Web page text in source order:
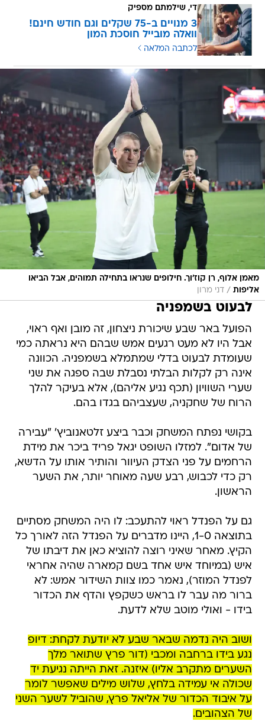
די, שילמתם מספיק
3 מנויים ב-75 שקלים וגם חודש חינם!
וואלה מובייל חוסכת המון
לכתבה המלאה
מאמן אלוף, רן קוז'וך. חילופים שנראו בתחילה תמוהים, אבל הביאו
אליפות / דני מרון
לבעוט בשמפניה
הפועל באר שבע שיכורת ניצחון, זה מובן ואף ראוי,
אבל היו לא מעט רגעים אמש שבהם היא נראתה כמי
שעומדת לבעוט בדלי שמתמלא בשמפניה. הכוונה
אינה רק לקלות הבלתי נסבלת שבה ספגה את שני
שערי השוויון (תכף נגיע אליהם), אלא בעיקר להלך
הרוח של שחקניה, שעצביהם בגדו בהם.
בקושי נפתח המשחק וכבר ביצע זלטאנוביץ' "עבירה
של אדום". למזלו השופט יגאל פריד ביכר את מידת
הרחמים על פני הצדק העיוור והותיר אותו על הדשא,
רק כדי לכבוש, רבע שעה מאוחר יותר, את השער
הראשון.
גם על הפנדל ראוי להתעכב: לו היה המשחק מסתיים
בתוצאה 1-0, היינו מדברים על הפנדל הזה לאורך כל
הקיץ. מאחר שאיני רוצה להוציא כאן את דיבתו של
איש (במיוחד איש אחד בשם קמארה שהיה אחראי
לפנדל המוזר), נאמר כמו צוות השידור אמש: לא
ברור מה עבר לו בראש כשקפץ והדף את הכדור
בידו - ואולי מוטב שלא לדעת.
ושוב היה נדמה שבאר שבע לא יודעת לקחת: דיופ
נגע בידו ברחבה ומכבי (דור פרץ שתואר מלך
השערים מתקרב אליו) איזנה. זאת הייתה נגיעת יד
שכולה אי עמידה בלחץ, שלוש מילים שאפשר לומר
על איבוד הכדור של אליאל פרץ, שהוביל לשער השני
של הצהובים.